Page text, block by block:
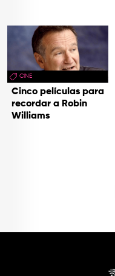
CINE
Cinco películas para
recordar a Robin
Williams